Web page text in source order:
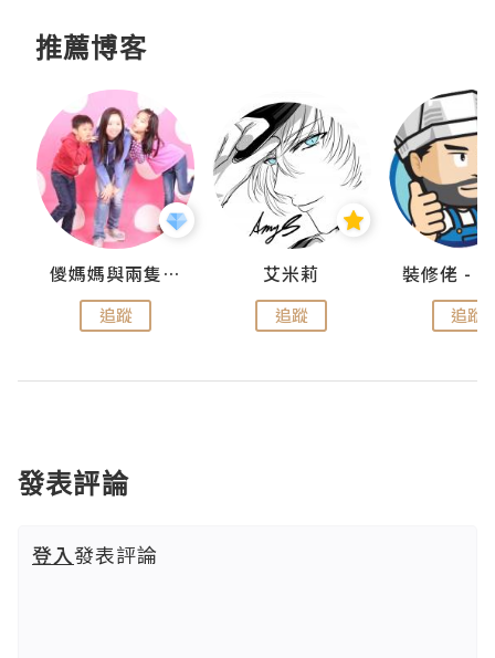
推薦博客
儍媽媽與兩隻小魔怪之家
追蹤
艾米莉
追蹤 追蹤
發表評論
登入發表評論